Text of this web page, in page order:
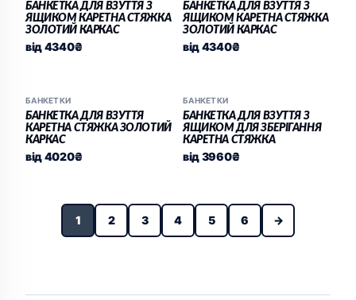
БАНКЕТКА ДЛЯ ВЗУТТЯ З
ЯЩИКОМ КАРЕТНА СТЯЖКА
ЗОЛОТИЙ КАРКАС
від4340₴
БАНКЕТКА ДЛЯ ВЗУТТЯ З
ЯЩИКОМ КАРЕТНА СТЯЖКА
ЗОЛОТИЙ КАРКАС
від4340₴
БАНКЕТКИ
БАНКЕТКА ДЛЯ ВЗУТТЯ
КАРЕТНА СТЯЖКА ЗОЛОТИЙ
КАРКАС
від4020₴
БАНКЕТКИ
БАНКЕТКА ДЛЯ ВЗУТТЯ З
ЯЩИКОМ ДЛЯ ЗБЕРІГАННЯ
КАРЕТНА СТЯЖКА
від3960₴
1 2 3 4 5 6 →